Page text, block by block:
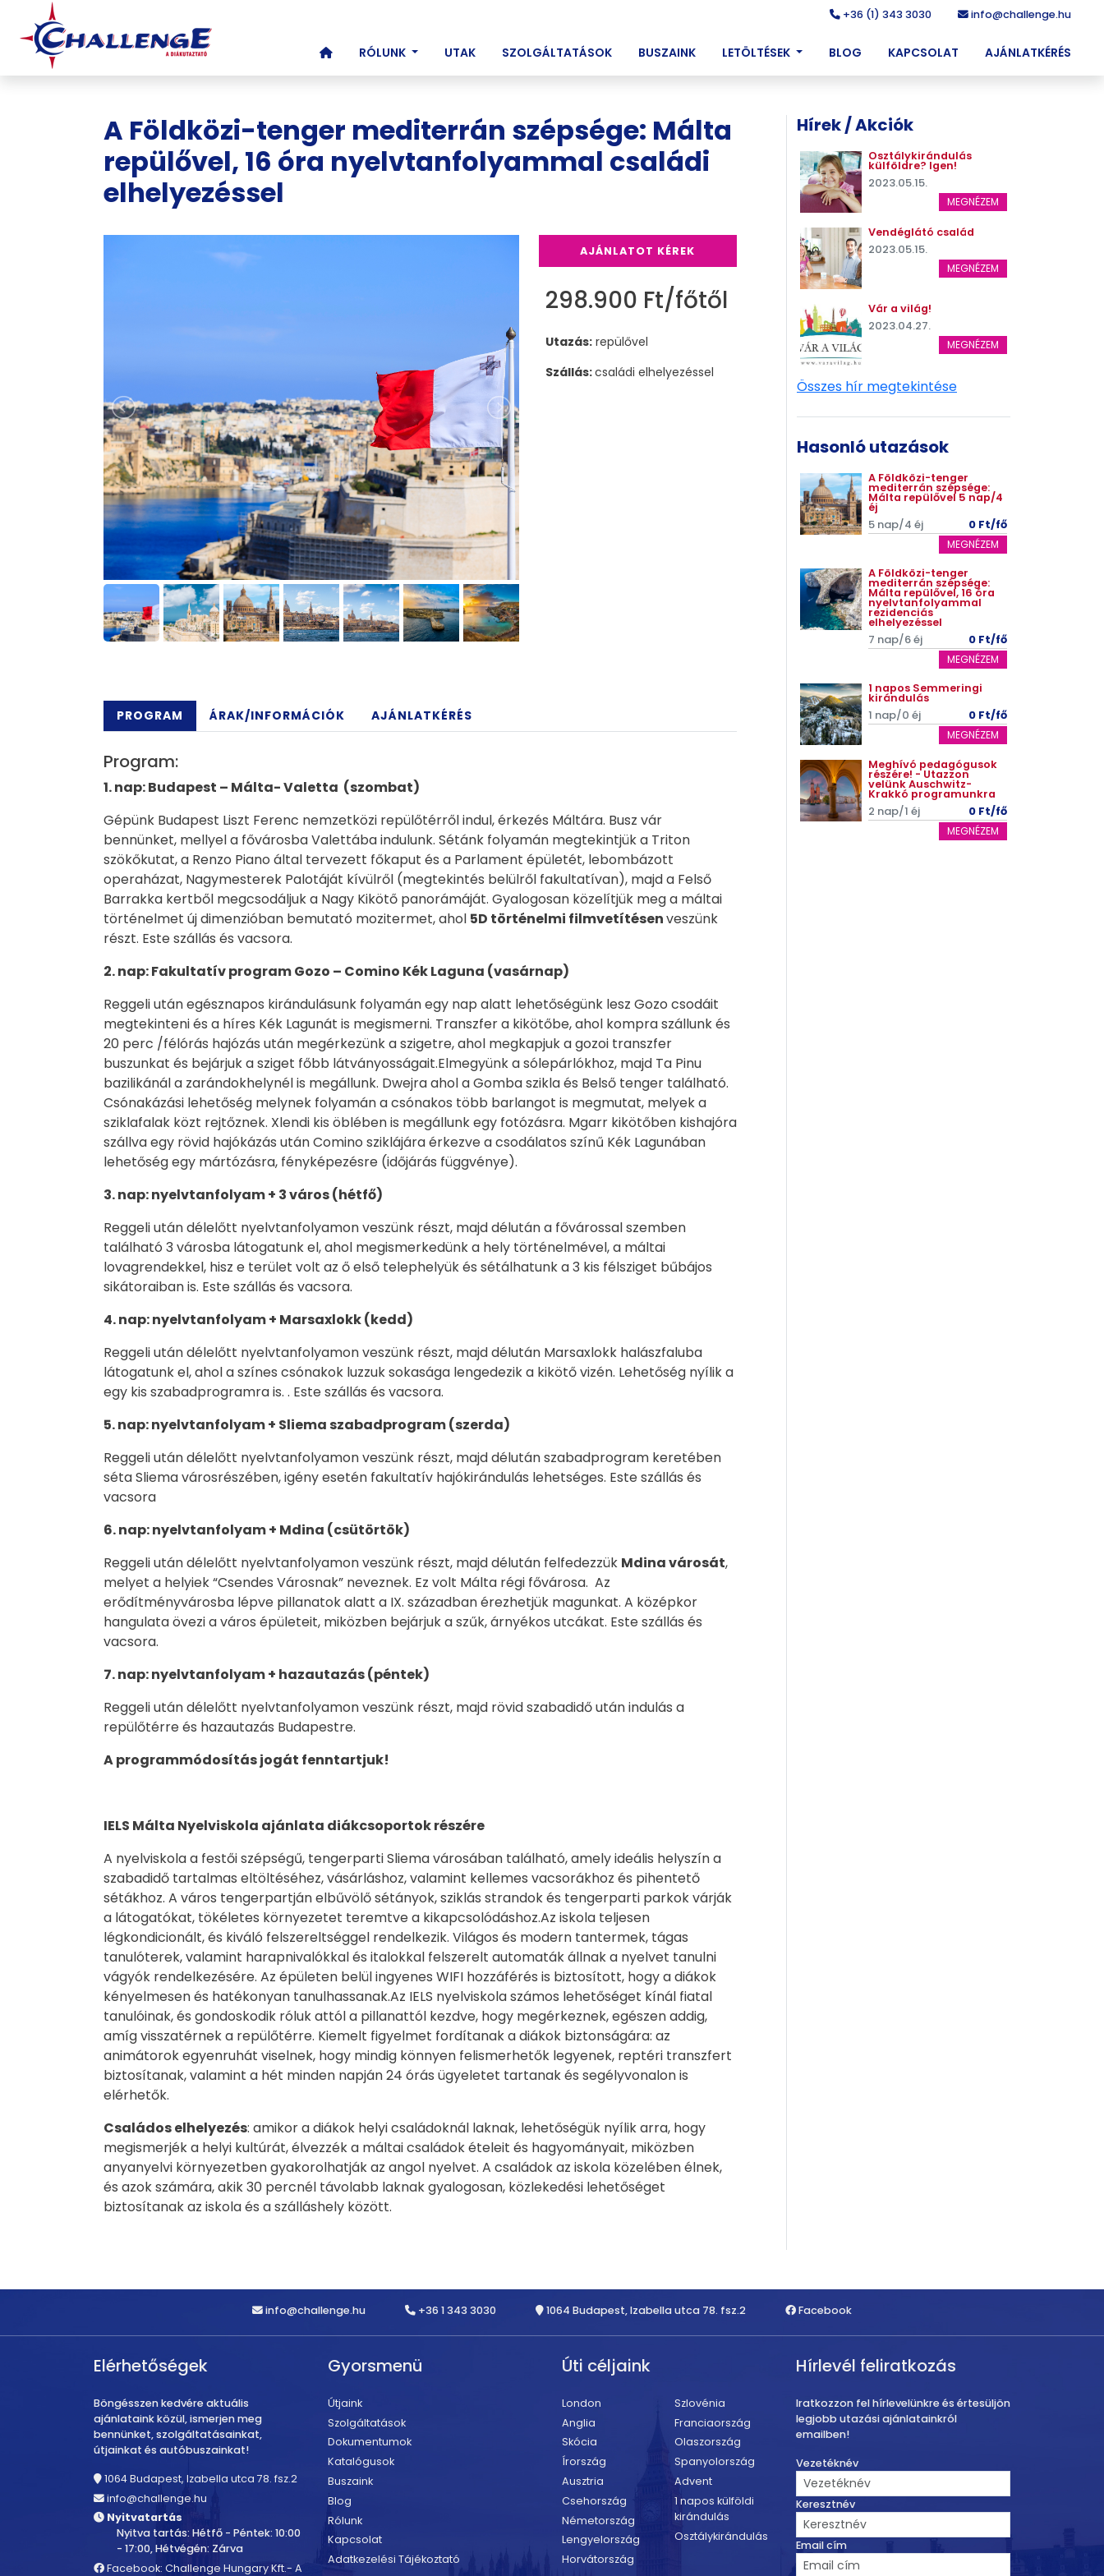
+36 (1) 343 3030 info@challenge.hu
(CURRENT)
RÓLUNK UTAK SZOLGÁLTATÁSOK BUSZAINK LETÖLTÉSEK BLOG KAPCSOLAT AJÁNLATKÉRÉS
A Földközi-tenger mediterrán szépsége: Málta
repülővel, 16 óra nyelvtanfolyammal családi
elhelyezéssel
Képgaléria
AJÁNLATOT KÉREK
298.900 Ft/főtől
Utazás:repülővel
Szállás:családi elhelyezéssel
PROGRAM ÁRAK/INFORMÁCIÓK AJÁNLATKÉRÉS
Program:
1. nap: Budapest – Málta-Valetta (szombat)
Gépünk Budapest Liszt Ferenc nemzetközi repülőtérről indul, érkezés Máltára. Busz vár
bennünket, mellyel a fővárosba Valettába indulunk. Sétánk folyamán megtekintjük a Triton
szökőkutat, a Renzo Piano által tervezett főkaput és a Parlament épületét, lebombázott
operaházat, Nagymesterek Palotáját kívülről (megtekintés belülről fakultatívan), majd a Felső
Barrakka kertből megcsodáljuk a Nagy Kikötő panorámáját. Gyalogosan közelítjük meg a máltai
történelmet új dimenzióban bemutató mozitermet, ahol 5D történelmi filmvetítésenveszünk
részt. Este szállás és vacsora.
2. nap:Fakultatív program Gozo – Comino Kék Laguna (vasárnap)
Reggeli után egésznapos kirándulásunk folyamán egy nap alatt lehetőségünk lesz Gozo csodáit
megtekinteni és a híres Kék Lagunát is megismerni. Transzfer a kikötőbe, ahol kompra szállunk és
20 perc /félórás hajózás után megérkezünk a szigetre, ahol megkapjuk a gozoi transzfer
buszunkat és bejárjuk a sziget főbb látványosságait.Elmegyünk a sólepárlókhoz, majd Ta Pinu
bazilikánál a zarándokhelynél is megállunk. Dwejra ahol a Gomba szikla és Belső tenger található.
Csónakázási lehetőség melynek folyamán a csónakos több barlangot is megmutat, melyek a
sziklafalak közt rejtőznek. Xlendi kis öblében is megállunk egy fotózásra. Mgarr kikötőben kishajóra
szállva egy rövid hajókázás után Comino sziklájára érkezve a csodálatos színű Kék Lagunában
lehetőség egy mártózásra, fényképezésre (időjárás függvénye).
3. nap: nyelvtanfolyam + 3 város (hétfő)
Reggeli után délelőtt nyelvtanfolyamon veszünk részt, majd délután a fővárossal szemben
található 3 városba látogatunk el, ahol megismerkedünk a hely történelmével, a máltai
lovagrendekkel, hisz e terület volt az ő első telephelyük és sétálhatunk a 3 kis félsziget bűbájos
sikátoraiban is. Este szállás és vacsora.
4. nap: nyelvtanfolyam + Marsaxlokk(kedd)
Reggeli után délelőtt nyelvtanfolyamon veszünk részt, majd délután Marsaxlokk halászfaluba
látogatunk el, ahol a színes csónakok luzzuk sokasága lengedezik a kikötő vizén. Lehetőség nyílik a
egy kis szabadprogramra is. . Este szállás és vacsora.
5. nap:nyelvtanfolyam + Sliema szabadprogram (szerda)
Reggeli után délelőtt nyelvtanfolyamon veszünk részt, majd délután szabadprogram keretében
séta Sliema városrészében, igény esetén fakultatív hajókirándulás lehetséges. Este szállás és
vacsora
6. nap:nyelvtanfolyam + Mdina (csütörtök)
Reggeli után délelőtt nyelvtanfolyamon veszünk részt, majd délután felfedezzük Mdina városát,
melyet a helyiek “Csendes Városnak” neveznek. Ez volt Málta régi fővárosa. Az
erődítményvárosba lépve pillanatok alatt a IX. században érezhetjük magunkat. A középkor
hangulata övezi a város épületeit, miközben bejárjuk a szűk, árnyékos utcákat. Este szállás és
vacsora.
7. nap:nyelvtanfolyam + hazautazás (péntek)
Reggeli után délelőtt nyelvtanfolyamon veszünk részt, majd rövid szabadidő után indulás a
repülőtérre és hazautazás Budapestre.
A programmódosítás jogát fenntartjuk!
IELS Málta Nyelviskola ajánlata diákcsoportok részére
A nyelviskola a festői szépségű, tengerparti Sliema városában található, amely ideális helyszín a
szabadidő tartalmas eltöltéséhez, vásárláshoz, valamint kellemes vacsorákhoz és pihentető
sétákhoz. A város tengerpartján elbűvölő sétányok, sziklás strandok és tengerparti parkok várják
a látogatókat, tökéletes környezetet teremtve a kikapcsolódáshoz.Az iskola teljesen
légkondicionált, és kiváló felszereltséggel rendelkezik. Világos és modern tantermek, tágas
tanulóterek, valamint harapnivalókkal és italokkal felszerelt automaták állnak a nyelvet tanulni
vágyók rendelkezésére. Az épületen belül ingyenes WIFI hozzáférés is biztosított, hogy a diákok
kényelmesen és hatékonyan tanulhassanak.Az IELS nyelviskola számos lehetőséget kínál fiatal
tanulóinak, és gondoskodik róluk attól a pillanattól kezdve, hogy megérkeznek, egészen addig,
amíg visszatérnek a repülőtérre. Kiemelt figyelmet fordítanak a diákok biztonságára: az
animátorok egyenruhát viselnek, hogy mindig könnyen felismerhetők legyenek, reptéri transzfert
biztosítanak, valamint a hét minden napján 24 órás ügyeletet tartanak és segélyvonalon is
elérhetők.
Családos elhelyezés: amikor a diákok helyi családoknál laknak, lehetőségük nyílik arra, hogy
megismerjék a helyi kultúrát, élvezzék a máltai családok ételeit és hagyományait, miközben
anyanyelvi környezetben gyakorolhatják az angol nyelvet. A családok az iskola közelében élnek,
és azok számára, akik 30 percnél távolabb laknak gyalogosan, közlekedési lehetőséget
biztosítanak az iskola és a szálláshely között.
Hírek / Akciók
Osztálykirándulás
külföldre? Igen!
2023.05.15.
MEGNÉZEM
Vendéglátó család
2023.05.15.
MEGNÉZEM
Vár a világ!
2023.04.27.
MEGNÉZEM
Összes hír megtekintése
Hasonló utazások
A Földközi-tenger
mediterrán szépsége:
Málta repülővel 5 nap/4
éj
5 nap/4 éj 0 Ft/fő
MEGNÉZEM
A Földközi-tenger
mediterrán szépsége:
Málta repülővel, 16 óra
nyelvtanfolyammal
rezidenciás
elhelyezéssel
7 nap/6 éj 0 Ft/fő
MEGNÉZEM
1 napos Semmeringi
kirándulás
1 nap/0 éj 0 Ft/fő
MEGNÉZEM
Meghívó pedagógusok
részére! - Utazzon
velünk Auschwitz-
Krakkó programunkra
2 nap/1 éj 0 Ft/fő
MEGNÉZEM
info@challenge.hu +36 1 343 3030 1064 Budapest, Izabella utca 78. fsz.2 Facebook
Elérhetőségek
Böngésszen kedvére aktuális
ajánlataink közül, ismerjen meg
bennünket, szolgáltatásainkat,
útjainkat és autóbuszainkat!
1064 Budapest, Izabella utca 78. fsz.2
info@challenge.hu
Nyitvatartás
Nyitva tartás: Hétfő - Péntek: 10:00
- 17:00, Hétvégén: Zárva
Facebook: Challenge Hungary Kft.- A
Gyorsmenü
Útjaink
Szolgáltatások
Dokumentumok
Katalógusok
Buszaink
Blog
Rólunk
Kapcsolat
Adatkezelési Tájékoztató
Úti céljaink
London
Anglia
Skócia
Írország
Ausztria
Csehország
Németország
Lengyelország
Horvátország
Szlovénia
Franciaország
Olaszország
Spanyolország
Advent
1 napos külföldi
kirándulás
Osztálykirándulás
Hírlevél feliratkozás
Iratkozzon fel hírlevelünkre és értesüljön
legjobb utazási ajánlatainkról
emailben!
Vezetéknév
Keresztnév
Email cím